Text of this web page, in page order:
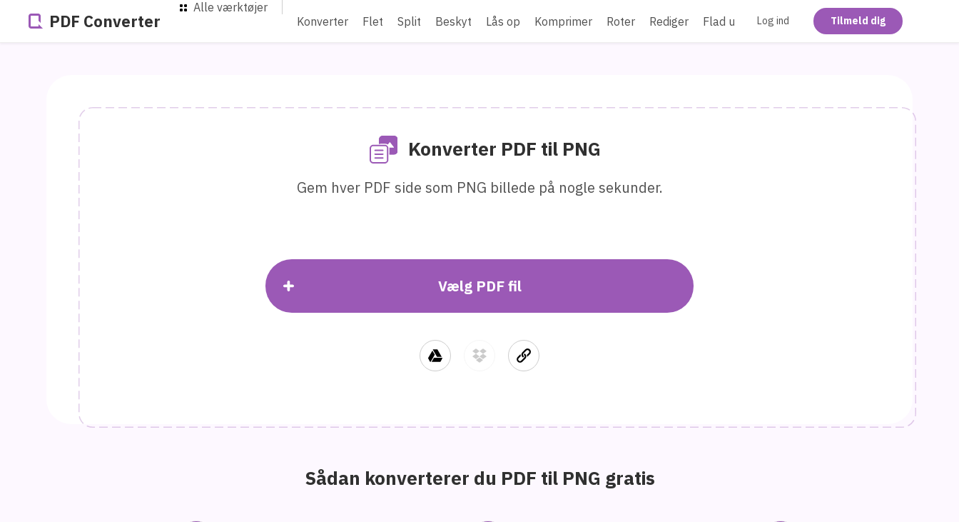
PDF Converter
Alle værktøjer
Konverter
Flet Split Beskyt Lås op Komprimer Roter Rediger Flad ud Log ind Tilmeld dig
Konverter PDF til PNG
Gem hver PDF side som PNG billede på nogle sekunder.
Vælg PDF fil
Sådan konverterer du PDF til PNG gratis